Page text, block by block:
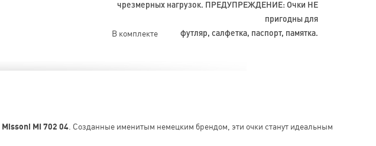
чрезмерных нагрузок. ПРЕДУПРЕЖДЕНИЕ: Очки НЕ
пригодны для
В комплекте футляр, салфетка, паспорт, памятка.
Missoni MI 702 04 . Созданные именитым немецким брендом, эти очки станут идеальным